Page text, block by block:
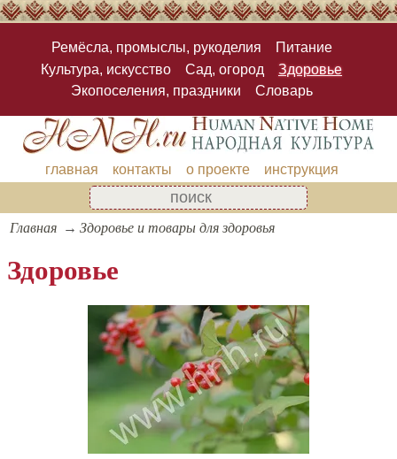
Ремёсла, промыслы, рукоделия
Питание
Культура, искусство
Сад, огород
Здоровье
Экопоселения, праздники
Словарь
главная контакты о проекте инструкция
Главная Здоровье и товары для здоровья
Здоровье